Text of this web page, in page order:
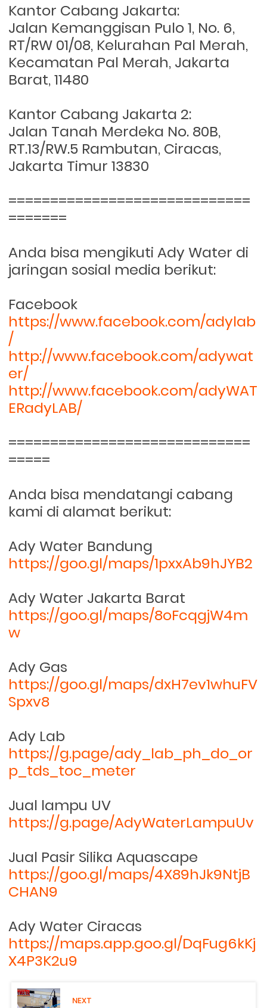
Kantor Cabang Jakarta:
Jalan Kemanggisan Pulo 1, No. 6,
RT/RW 01/08, Kelurahan Pal Merah,
Kecamatan Pal Merah, Jakarta
Barat, 11480
Kantor Cabang Jakarta 2:
Jalan Tanah Merdeka No. 80B,
RT.13/RW.5 Rambutan, Ciracas,
Jakarta Timur 13830
=============================
=======
Anda bisa mengikuti Ady Water di
jaringan sosial media berikut:
Facebook
https://www.facebook.com/adylab
/
http://www.facebook.com/adywat
er/
http://www.facebook.com/adyWAT
ERadyLAB/
=============================
=====
Anda bisa mendatangi cabang
kami di alamat berikut:
Ady Water Bandung
https://goo.gl/maps/1pxxAb9hJYB2
Ady Water Jakarta Barat
https://goo.gl/maps/8oFcqgjW4m
w
Ady Gas
https://goo.gl/maps/dxH7ev1whuFV
Spxv8
Ady Lab
https://g.page/ady_lab_ph_do_or
p_tds_toc_meter
Jual lampu UV
https://g.page/AdyWaterLampuUv
Jual Pasir Silika Aquascape
https://goo.gl/maps/4X89hJk9NtjB
CHAN9
Ady Water Ciracas
https://maps.app.goo.gl/DqFug6kKj
X4P3K2u9
NEXT